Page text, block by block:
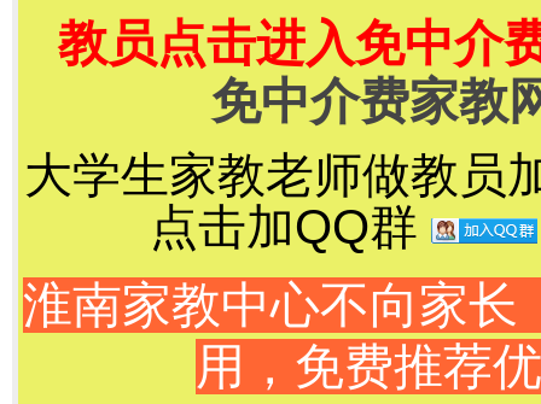
教员点击进入免中介
免中介费家教
大学生家教老师做教员
点击加QQ群
淮南家教中心不向家长
用，免费推荐